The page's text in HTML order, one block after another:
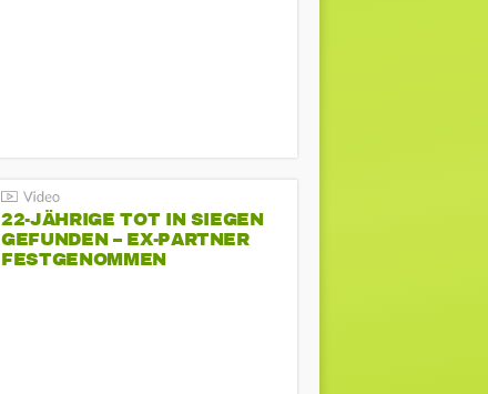
22-JÄHRIGE TOT IN SIEGEN
GEFUNDEN – EX-PARTNER
FESTGENOMMEN